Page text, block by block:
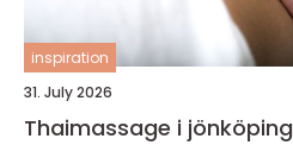
inspiration
31. July 2026
Thaimassage i jönköping en guide till